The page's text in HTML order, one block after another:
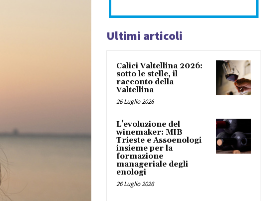
Ultimi articoli
Calici Valtellina 2026:
sotto le stelle, il
racconto della
Valtellina
26 Luglio 2026
L’evoluzione del
winemaker: MIB
Trieste e Assoenologi
insieme per la
formazione
manageriale degli
enologi
26 Luglio 2026